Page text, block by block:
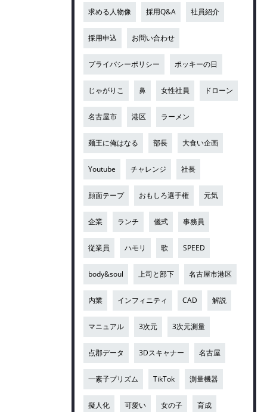
求める人物像 採用Q&A 社員紹介
採用申込 お問い合わせ
プライバシーポリシー ポッキーの日
じゃがりこ 鼻 女性社員 ドローン
名古屋市 港区 ラーメン
麺王に俺はなる 部長 大食い企画
Youtube チャレンジ 社長
顔面テープ おもしろ選手権 元気
企業 ランチ 儀式 事務員
従業員 ハモリ 歌 SPEED
body&soul 上司と部下 名古屋市港区
内業 インフィニティ CAD 解説
マニュアル 3次元 3次元測量
点郡データ 3Dスキャナー 名古屋
一素子プリズム TikTok 測量機器
擬人化 可愛い 女の子 育成